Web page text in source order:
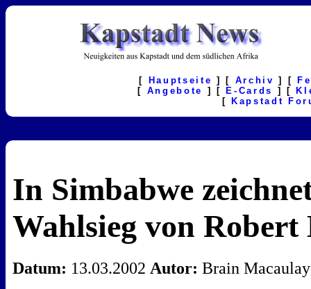
[ Hauptseite ] [ Archiv ] [
[ Angebote ] [ E-Cards ] [
[
Kapstadt
In Simbabwe
Wahlsieg von Robert
Datum: 13.03.2002 Autor: Brain